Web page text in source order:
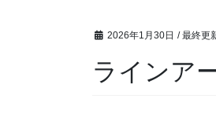
2026年1月30日 / 最終更
ラインア